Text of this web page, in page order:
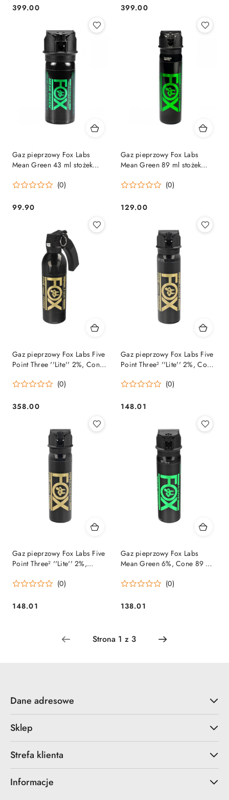
Cena:
399.00 Cena:
399.00
Gaz pieprzowy Fox Labs
Mean Green 43 ml stożek
(0)
Cena:
99.90
Gaz pieprzowy Fox Labs
Mean Green 89 ml stożek
(0)
Cena:
129.00
Gaz pieprzowy Fox Labs Five
Point Three ''Lite'' 2%, Cone
(0)
Cena:
358.00
Gaz pieprzowy Fox Labs Five
Point Three² ''Lite'' 2%, Cone
(0)
Cena:
148.01
Gaz pieprzowy Fox Labs Five
Point Three² ''Lite'' 2%,
Labs
(0)
Cena:
148.01
Gaz pieprzowy Fox Labs
Mean Green 6%, Cone 89 ml
(0)
Cena:
138.01
Dane adresowe
Sklep
Strefa klienta
Informacje